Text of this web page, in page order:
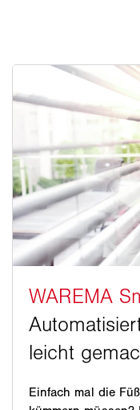
Einfach mal die